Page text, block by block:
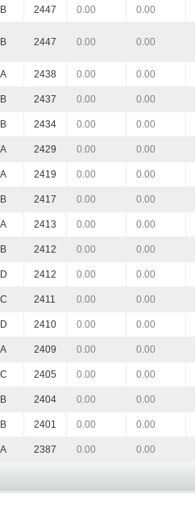
2447 0.00 0.00
2447 0.00 0.00
2438 0.00 0.00
2437 0.00 0.00
2434 0.00 0.00
2429 0.00 0.00
2419 0.00 0.00
2417 0.00 0.00
2413 0.00 0.00
2412 0.00 0.00
2412 0.00 0.00
2411 0.00 0.00
2410 0.00 0.00
2409 0.00 0.00
2405 0.00 0.00
2404 0.00 0.00
2401 0.00 0.00
2387 0.00 0.00